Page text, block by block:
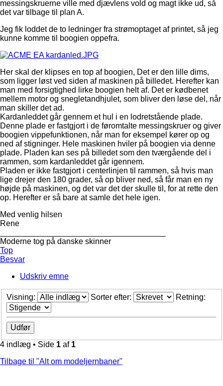
messingskruerne ville med djævlens vold og magt ikke ud, så
det var tilbage til plan A.
Jeg fik loddet de to ledninger fra strømoptaget af printet, så jeg
kunne komme til boogien oppefra.
Her skal der klipses en top af boogien, Det er den lille dims,
som ligger løst ved siden af maskinen på billedet. Herefter kan
man med forsigtighed lirke boogien helt af. Det er kødbenet
mellem motor og snegletandhjulet, som bliver den løse del, når
man skiller det ad.
Kardanleddet går gennem et hul i en lodretstående plade.
Denne plade er fastgjort i de føromtalte messingskruer og giver
boogien vippefunktionen, når man for eksempel kører op og
ned af stigninger. Hele maskinen hviler på boogien via denne
plade. Pladen kan ses på billedet som den tværgående del i
rammen, som kardanleddet går igennem.
Pladen er ikke fastgjort i centerlinjen til rammen, så hvis man
lige drejer den 180 grader, så op bliver ned, så får man en ny
højde på maskinen, og det var det der skulle til, for at rette den
op. Herefter er så bare at samle det hele igen.
Med venlig hilsen
Rene
Moderne tog på danske skinner
Top
Besvar
Udskriv emne
Visning: Sorter efter: Retning:
4 indlæg • Side 1 af 1
Tilbage til "Alt om modeljernbaner"